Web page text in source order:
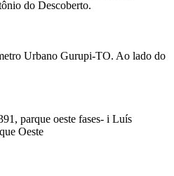
do Descoberto.
Urbano Gurupi-TO. Ao lado do
parque oeste fases- i Luís
Oeste